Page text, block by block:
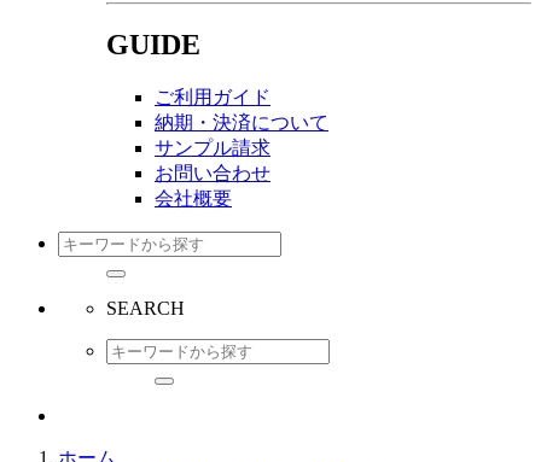
GUIDE
ご利用ガイド
納期・決済について
サンプル請求
お問い合わせ
会社概要
SEARCH